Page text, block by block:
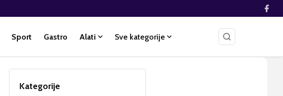
Sport Gastro Alati Sve kategorije
Kategorije